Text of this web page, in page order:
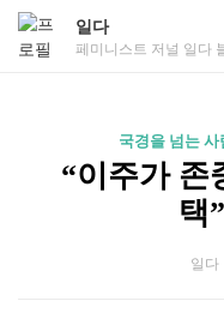
일다
페미니스트 저널 일다
국경을 넘는
“이주가 존
택
일다